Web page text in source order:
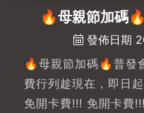
🔥母親節加碼
發佈日期
🔥母親節加碼🔥普發
費行列趁現在，即日
免開卡費!!! 免開卡費